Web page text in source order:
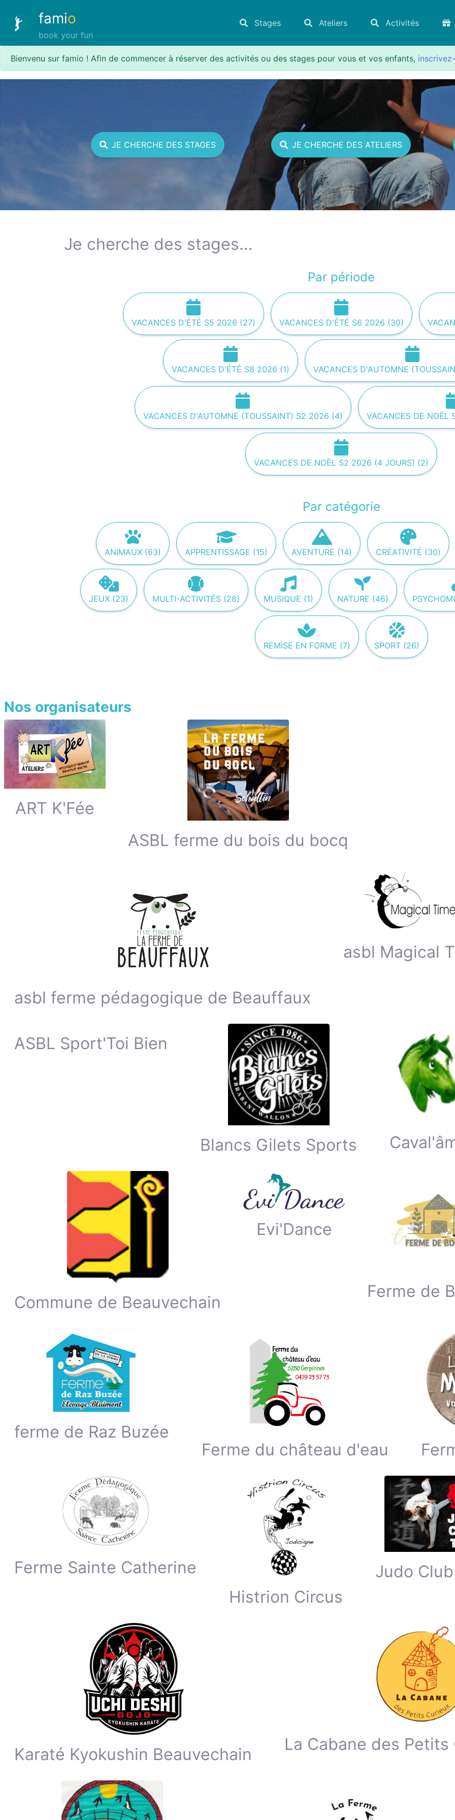
famio
book your fun
Stages Ateliers Activités
Bienvenu sur famio ! Afin de commencer à réserver des activités ou des stages pour vous et vos enfants,
JE CHERCHE DES STAGES JE CHERCHE DES ATELIERS
Je cherche des stages...
Par période
VACANCES D'ÉTÉ S5 2026 (27) VACANCES D'ÉTÉ S6 2026 (30)
VACANCES D'ÉTÉ S8 2026 (1) VACANCES D'AUTOMNE
VACANCES D'AUTOMNE (TOUSSAINT) S2 2026 (4) VACANCES DE NOËL
VACANCES DE NOËL S2 2026 (4 JOURS) (2)
Par catégorie
ANIMAUX (63) APPRENTISSAGE (15) AVENTURE (14) CRÉATIVITÉ (30)
JEUX (23) MULTI-ACTIVITÉS (28) MUSIQUE (1) NATURE (46)
REMISE EN FORME (7) SPORT (26)
Nos organisateurs
ART K'Fée
ASBL ferme du bois du bocq
asbl ferme pédagogique de Beauffaux
asbl Magical
ASBL Sport'Toi Bien
Blancs Gilets Sports
Commune de Beauvechain
Evi'Dance
Ferme de
ferme de Raz Buzée
Ferme du château d'eau
Ferme Sainte Catherine
Histrion Circus
Judo Club
Karaté Kyokushin Beauvechain
La Cabane des Petits